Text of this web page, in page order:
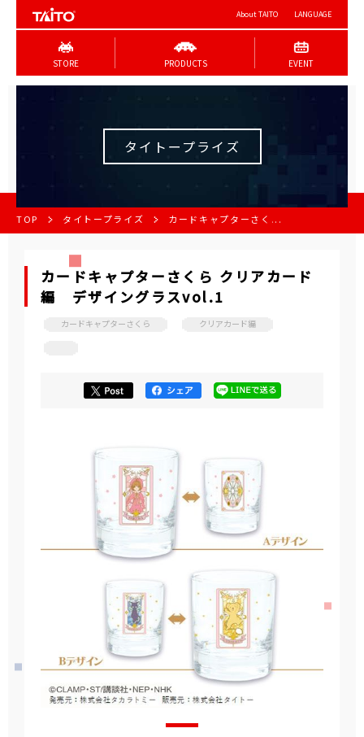
About TAITO LANGUAGE
STORE PRODUCTS EVENT
タイトープライズ
TOP タイトープライズ カードキャプターさく...
カードキャプターさくら クリアカード
編 デザイングラスvol.1
カードキャプターさくら クリアカード編